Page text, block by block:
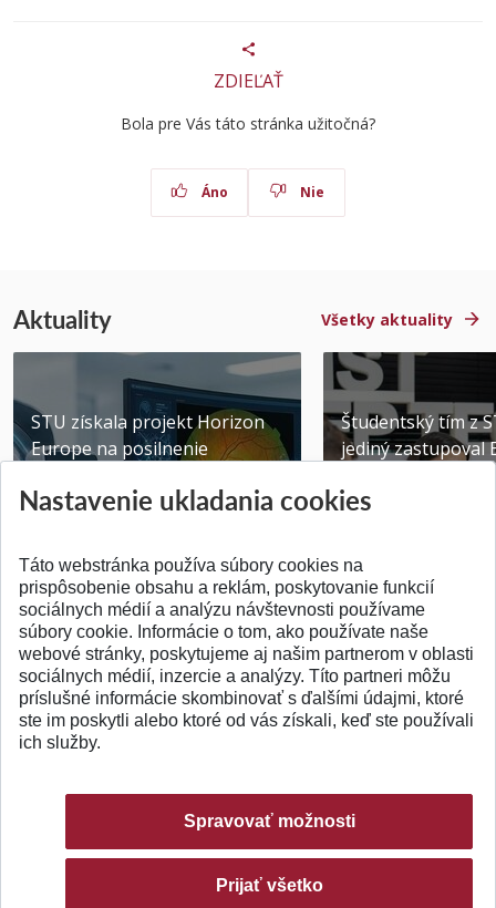
ZDIEĽAŤ
Bola pre Vás táto stránka užitočná?
Áno Nie
Aktuality Všetky aktuality
STU získala projekt Horizon
Europe na posilnenie
Publikované 31.07.2026
Študentský tím z
jediný zastupoval
Publikované
SPÄŤ NA VRCH
Nastavenie ukladania cookies
Táto webstránka používa súbory cookies na
prispôsobenie obsahu a reklám, poskytovanie funkcií
sociálnych médií a analýzu návštevnosti používame
súbory cookie. Informácie o tom, ako používate naše
webové stránky, poskytujeme aj našim partnerom v oblasti
sociálnych médií, inzercie a analýzy. Títo partneri môžu
príslušné informácie skombinovať s ďalšími údajmi, ktoré
ste im poskytli alebo ktoré od vás získali, keď ste používali
ich služby.
Spravovať možnosti
Prijať všetko